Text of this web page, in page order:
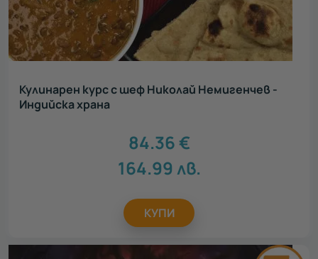
Кулинарен курс с шеф Николай Немигенчев -
Индийска храна
84.36€
164.99 лв.
КУПИ